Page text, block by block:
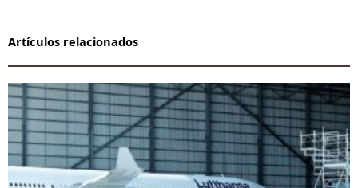
Artículos relacionados